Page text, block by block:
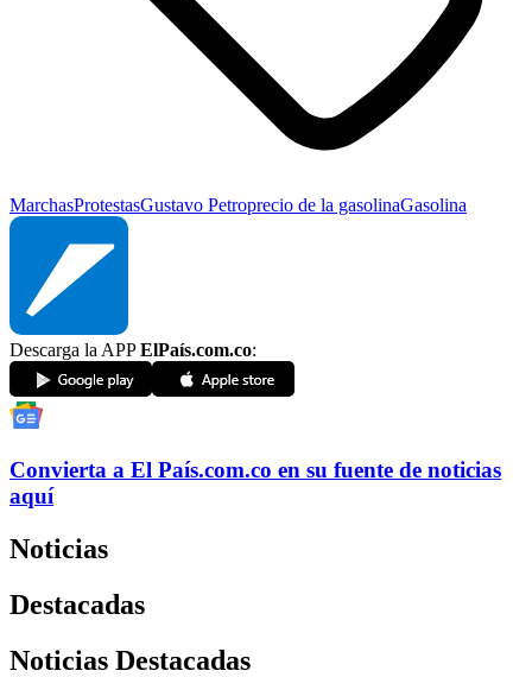
MarchasProtestasGustavo Petroprecio de la gasolinaGasolina
Descarga la APPElPaís.com.co:
Convierta a El País.com.co en su fuente de noticias
aquí
Noticias
Destacadas
Noticias Destacadas